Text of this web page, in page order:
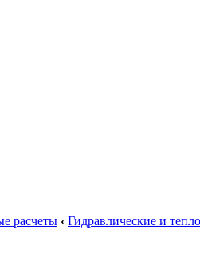
расчеты ‹ Гидравлические и